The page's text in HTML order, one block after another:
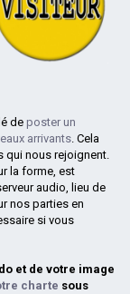
de poster un
arrivants. Cela
qui nous rejoignent.
la forme, est
audio, lieu de
nos parties en
si vous
et de votre image
charte sous